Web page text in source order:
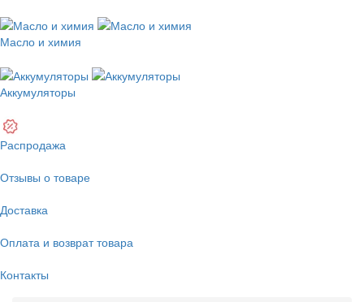
Масло и химия
Аккумуляторы
Распродажа
Отзывы о товаре
Доставка
Оплата и возврат товара
Контакты